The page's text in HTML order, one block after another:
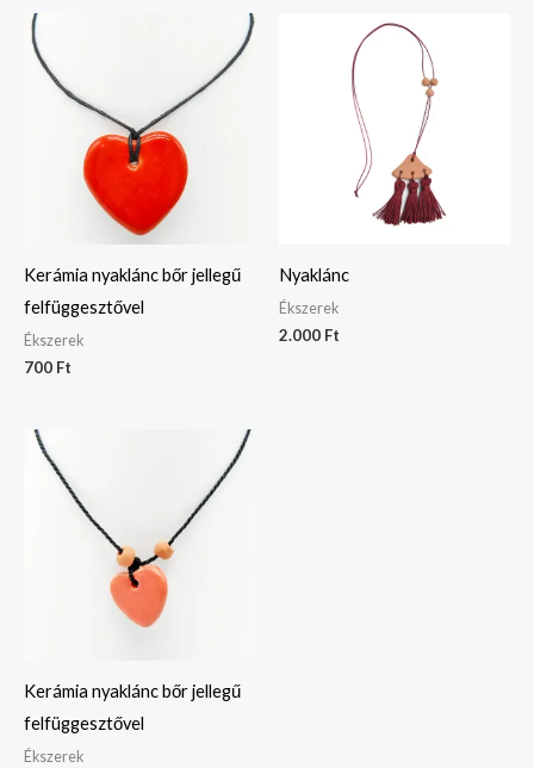
Kerámia nyaklánc bőr jellegű
felfüggesztővel
Ékszerek
700 Ft
Nyaklánc
Ékszerek
2.000 Ft
Kerámia nyaklánc bőr jellegű
felfüggesztővel
Ékszerek